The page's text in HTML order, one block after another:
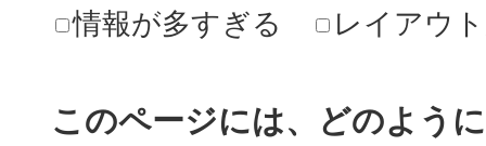
情報が多すぎる
レイアウ
このページには、どのよう